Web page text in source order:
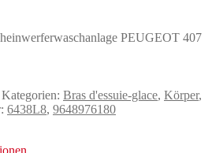
PEUGEOT 407
Kategorien: Bras d'essuie-glace, Körper,
6438L8, 9648976180